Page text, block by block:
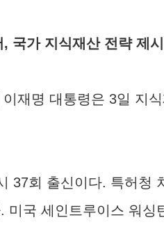
국가 지식재산 전략 제
재명 대통령은 3일 지
37회 출신이다. 특허청
미국 세인트루이스 워싱